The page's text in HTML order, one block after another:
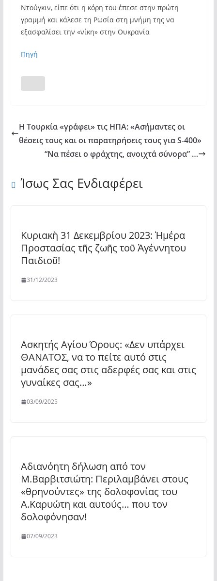
Ντούγκιν, είπε ότι η κόρη του έπεσε στην πρώτη
γραμμή και κάλεσε τη Ρωσία στη μνήμη της να
εξασφαλίσει την «νίκη» στην Ουκρανία
Πηγή
Η Τουρκία «γράφει» τις ΗΠΑ: «Ασήμαντες οι
θέσεις τους και οι παρατηρήσεις τους για S-400»
“Να πέσει ο φράχτης, ανοιχτά σύνορα” …
Ίσως Σας Ενδιαφέρει
Κυριακὴ 31 Δεκεμβρίου 2023: Ἡμέρα
Προστασίας τῆς ζωῆς τοῦ Ἀγέννητου
Παιδιοῦ!
31/12/2023
Ασκητής Αγίου Όρους: «Δεν υπάρχει
ΘΑΝΑΤΟΣ, να το πείτε αυτό στις
μανάδες σας στις αδερφές σας και στις
γυναίκες σας…»
03/09/2025
Αδιανόητη δήλωση από τον
Μ.Βαρβιτσιώτη: Περιλαμβάνει στους
«θρηνούντες» της δολοφονίας του
Α.Καρυώτη και αυτούς… που τον
δολοφόνησαν!
07/09/2023